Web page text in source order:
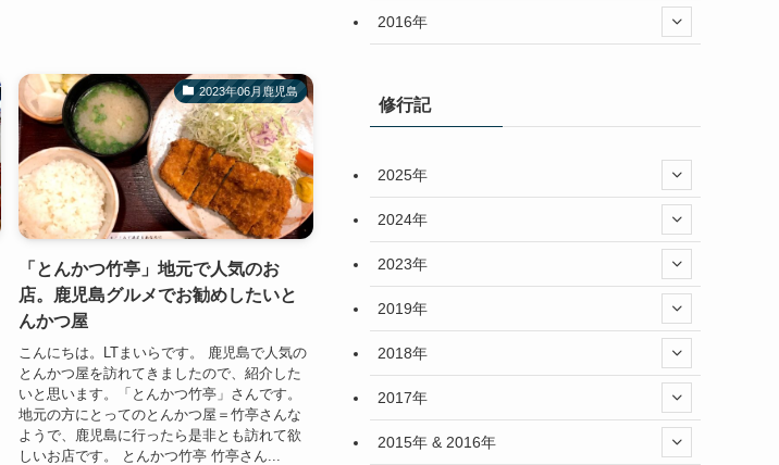
2023年06月鹿児島
「とんかつ竹亭」地元で人気のお
店。鹿児島グルメでお勧めしたいと
んかつ屋
こんにちは。LTまいらです。 鹿児島で人気の
とんかつ屋を訪れてきましたので、紹介した
いと思います。「とんかつ竹亭」さんです。
地元の方にとってのとんかつ屋＝竹亭さんな
ようで、鹿児島に行ったら是非とも訪れて欲
しいお店です。 とんかつ竹亭 竹亭さん...
2016年
修行記
2025年
2024年
2023年
2019年
2018年
2017年
2015年 & 2016年